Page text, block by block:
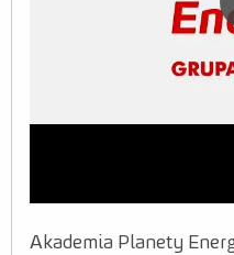
Kraina
Akademia Planety